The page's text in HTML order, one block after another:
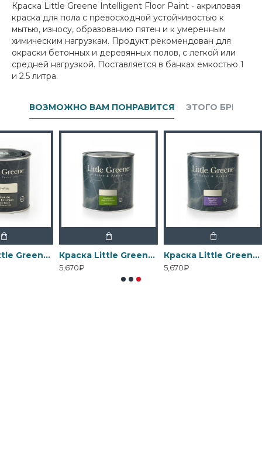
Краска Little Greene Intelligent Floor Paint - акриловая
краска для пола с превосходной устойчивостью к
мытью, износу, образованию пятен и к умеренным
химическим нагрузкам. Продукт рекомендован для
окраски бетонных и деревянных полов, с легкой или
средней нагрузкой. Поставляется в банках емкостью 1
и 2.5 литра.
ВОЗМОЖНО ВАМ ПОНРАВИТСЯ ЭТОГО БРЕНДА
Краска Little Greene Absolute Matt Emulsion Краска Little Greene Intelligent Matt Emulsion Краска Little Greene Intelligent Eggshell